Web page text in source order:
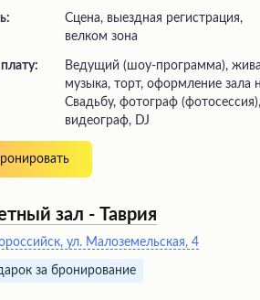
сцена, выездная регистрация,
велком зона
ведущий (шоу-программа), живая
музыка, торт, оформление зала
Свадьбу, фотограф (фотосессия),
видеограф, DJ
зал - Таврия
ул. Малоземельская, 4
за бронирование